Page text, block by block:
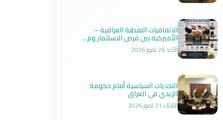
الاتفاقيات النفطية العراقية –
الأميركية بين فرص الاستثمار وم...
الأحد 26 تموز 2026
التحديات السياسية أمام حكومة
الزيدي في العراق
الثلاثاء 21 تموز 2026